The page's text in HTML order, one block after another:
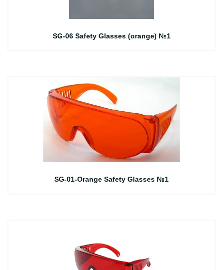
SG-06 Safety Glasses (orange) №1
SG-01-Orange Safety Glasses №1